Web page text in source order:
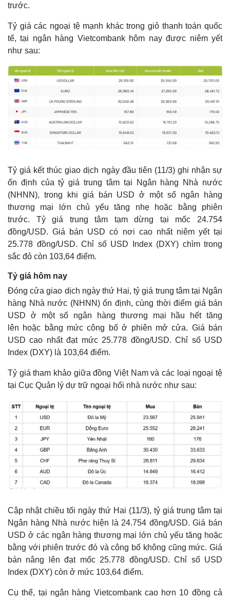
Kinh tế
Khởi nghiệp
Thị trường
Tiêu dùng
Tỷ giá
Chứng khoán
Giá cà phê
Pháp luật
Vụ án
Tư vấn luật
Quân sự - Quốc phòng
Vũ khí
Phân tích
trước.
Tỷ giá các ngoại tệ mạnh khác trong giỏ thanh toán quốc
tế, tại ngân hàng Vietcombank hôm nay được niêm yết
như sau:
Tỷ giá kết thúc giao dịch ngày đầu tiên (11/3) ghi nhận sự
ổn định của tỷ giá trung tâm tại Ngân hàng Nhà nước
(NHNN), trong khi giá bán USD ở một số ngân hàng
thương mại lớn chủ yếu tăng nhẹ hoặc bằng phiên
trước. Tỷ giá trung tâm tạm dừng tại mốc 24.754
đồng/USD. Giá bán USD có nơi cao nhất niêm yết tại
25.778 đồng/USD. Chỉ số USD Index (DXY) chìm trong
sắc đỏ còn 103,64 điểm.
Tỷ giá hôm nay
Đóng cửa giao dịch ngày thứ Hai, tỷ giá trung tâm tại Ngân
hàng Nhà nước (NHNN) ổn định, cùng thời điểm giá bán
USD ở một số ngân hàng thương mại hầu hết tăng
lên hoặc bằng mức công bố ở phiên mở cửa. Giá bán
USD cao nhất đạt mức 25.778 đồng/USD. Chỉ số USD
Index (DXY) là 103,64 điểm.
Tỷ giá tham khảo giữa đồng Việt Nam và các loại ngoại tệ
tại Cục Quản lý dự trữ ngoại hối nhà nước như sau:
Cập nhật chiều tối ngày thứ Hai (11/3), tỷ giá trung tâm tại
Ngân hàng Nhà nước hiện là 24.754 đồng/USD. Giá bán
USD ở các ngân hàng thương mại lớn chủ yếu tăng hoặc
bằng với phiên trước đó và công bố không cũng mức. Giá
bán nâng lên đạt mốc 25.778 đồng/USD. Chỉ số USD
Index (DXY) còn ở mức 103,64 điểm.
Cụ thể, tại ngân hàng Vietcombank cao hơn 10 đồng cả